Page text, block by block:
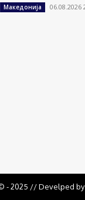
Македонија 06.08.2026
- 2025 // Develped by